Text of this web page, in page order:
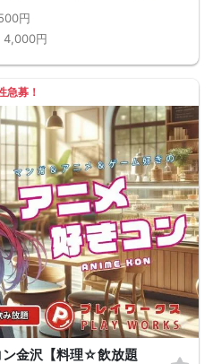
円
4,000円
急募！
金沢【料理☆飲放題